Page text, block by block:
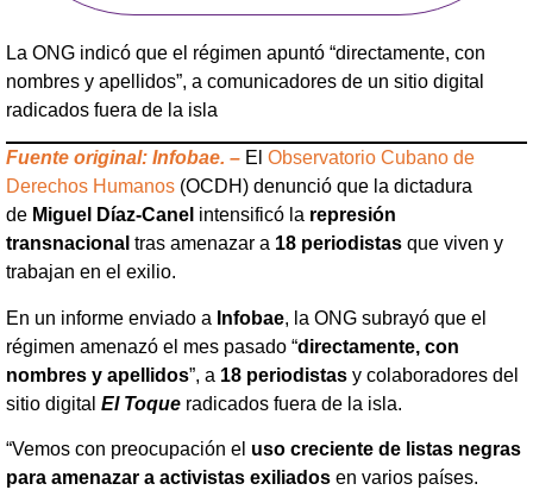
La ONG indicó que el régimen apuntó “directamente, con
nombres y apellidos”, a comunicadores de un sitio digital
radicados fuera de la isla
Fuente original: Infobae. – El Observatorio Cubano de
Derechos Humanos (OCDH) denunció que la dictadura
de Miguel Díaz-Canel intensificó la represión
transnacional tras amenazar a 18 periodistas que viven y
trabajan en el exilio.
En un informe enviado a Infobae, la ONG subrayó que el
régimen amenazó el mes pasado “directamente, con
nombres y apellidos”, a 18 periodistas y colaboradores del
sitio digital El Toque radicados fuera de la isla.
“Vemos con preocupación el uso creciente de listas negras
para amenazar a activistas exiliados en varios países.